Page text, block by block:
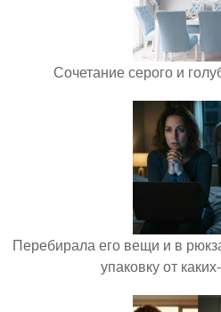
Сочетание серого и
Перебирала его вещи и в
упаковку от